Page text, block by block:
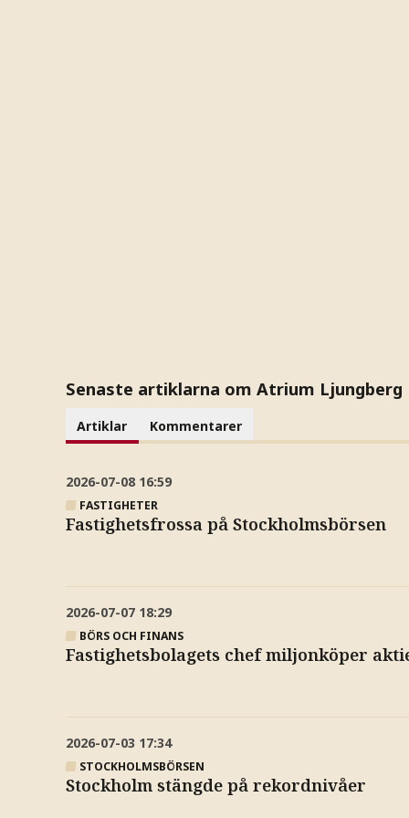
Senaste artiklarna om Atrium Ljungberg
Artiklar Kommentarer
2026-07-08 16:59
FASTIGHETER
Fastighetsfrossa på Stockholmsbörsen
2026-07-07 18:29
BÖRS OCH FINANS
Fastighetsbolagets chef miljonköper
2026-07-03 17:34
STOCKHOLMSBÖRSEN
Stockholm stängde på rekordnivåer